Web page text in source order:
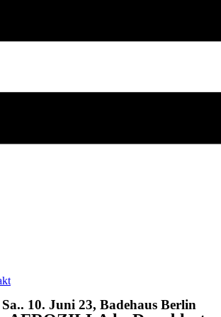
10. Juni 23, Badehaus Berlin